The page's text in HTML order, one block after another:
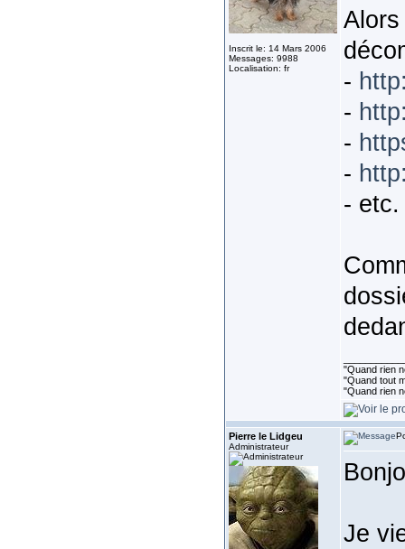
Inscrit le: 14 Mars 2006
Messages: 9988
Localisation: fr
-
-
-
-
-
"Quand rien
"Quand tout
"Quand rien
Pierre le Lidgeu
Administrateur
Je